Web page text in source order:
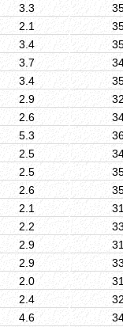
3.3
2.1
3.4
3.7
3.4
2.9
2.6
5.3
2.5
2.5
2.6
2.1
2.2
2.9
2.9
2.0
2.4
4.6